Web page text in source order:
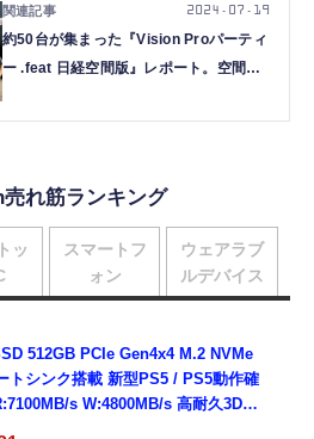
約50台が集まった『Vision Proパーティ
ー .feat 日経空間版』レポート。空間コ
るイベント
2024.07.19
れ筋ランキング
512GB PCIe Gen4x4 M.2 NVMe
トシンク搭載 新型PS5 / PS5動作確
s W:4800MB/s 高耐久3D
ッ
スマートフ
ォン
ウェアラブ
ルデバイス